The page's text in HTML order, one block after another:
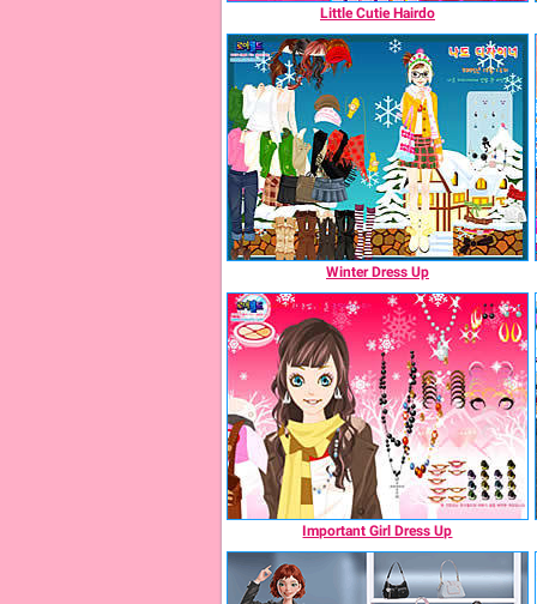
Little Cutie Hairdo
Winter Dress Up
Important Girl Dress Up